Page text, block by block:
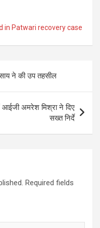
in Patwari recovery case
ने की उप तहसील
अमरेश मिश्रा ने दिए
सख्त निर्दे
Required fields